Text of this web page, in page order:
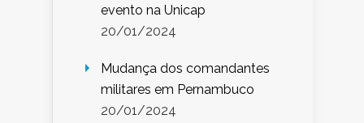
evento na Unicap
20/01/2024
Mudança dos comandantes
militares em Pernambuco
20/01/2024